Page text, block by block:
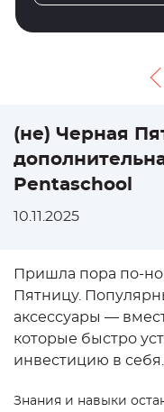
(не) Черная
Pentaschool
10.11.2025
Пришла пора по-
Пятницу.
аксессуары —
которые быстро
инвестицию в себя.
Знания и навыки